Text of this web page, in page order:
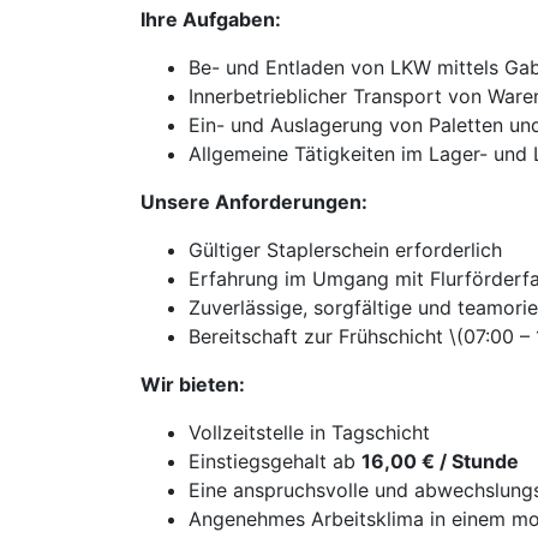
Ihre Aufgaben:
Be- und Entladen von LKW mittels
Innerbetrieblicher Transport von
Ein- und Auslagerung von Paletten
Allgemeine Tätigkeiten im Lager- und
Unsere Anforderungen:
Gültiger Staplerschein erforderlich
Erfahrung im Umgang mit
Zuverlässige, sorgfältige und
Bereitschaft zur Frühschicht \(07:00 –
Wir bieten:
Vollzeitstelle in Tagschicht
Einstiegsgehalt ab 16,00 € / Stunde
Eine anspruchsvolle und
Angenehmes Arbeitsklima in einem